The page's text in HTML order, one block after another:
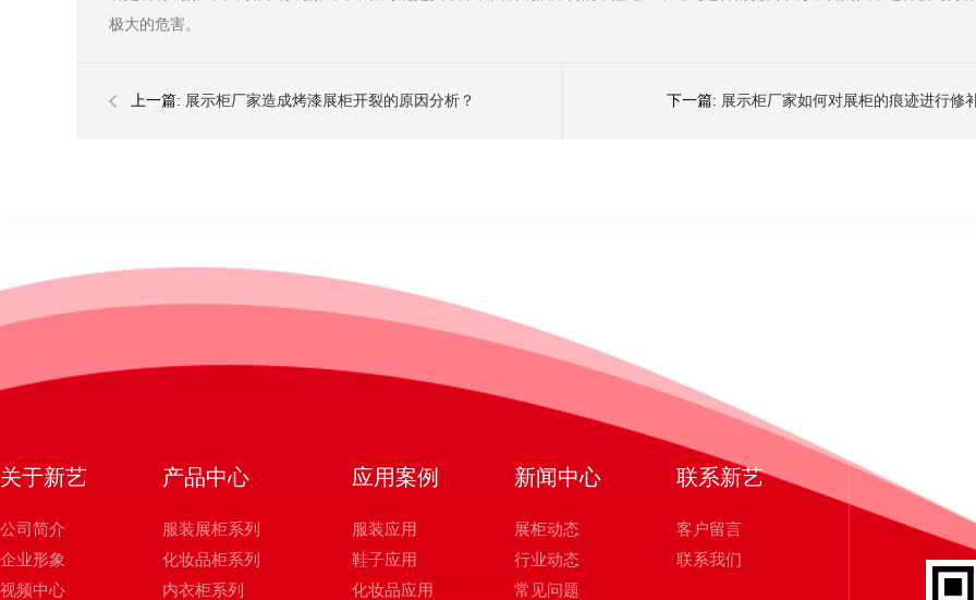
极大的危害。
上一篇: 展示柜厂家造成烤漆展柜开裂的原因分析？ 下一篇: 展示柜厂家如何对展柜的痕迹进行修
关于新艺
公司简介
企业形象
视频中心
产品中心
服装展柜系列
化妆品柜系列
内衣柜系列
应用案例
服装应用
鞋子应用
化妆品应用
新闻中心
展柜动态
行业动态
常见问题
联系新艺
客户留言
联系我们